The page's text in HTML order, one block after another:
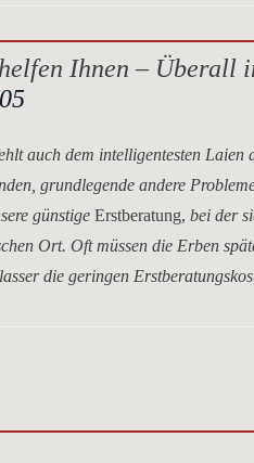
Ihnen – Überall
auch dem intelligentesten Laien
grundlegende andere
günstige Erstberatung, bei der
Ort. Oft müssen die Erben
die geringen